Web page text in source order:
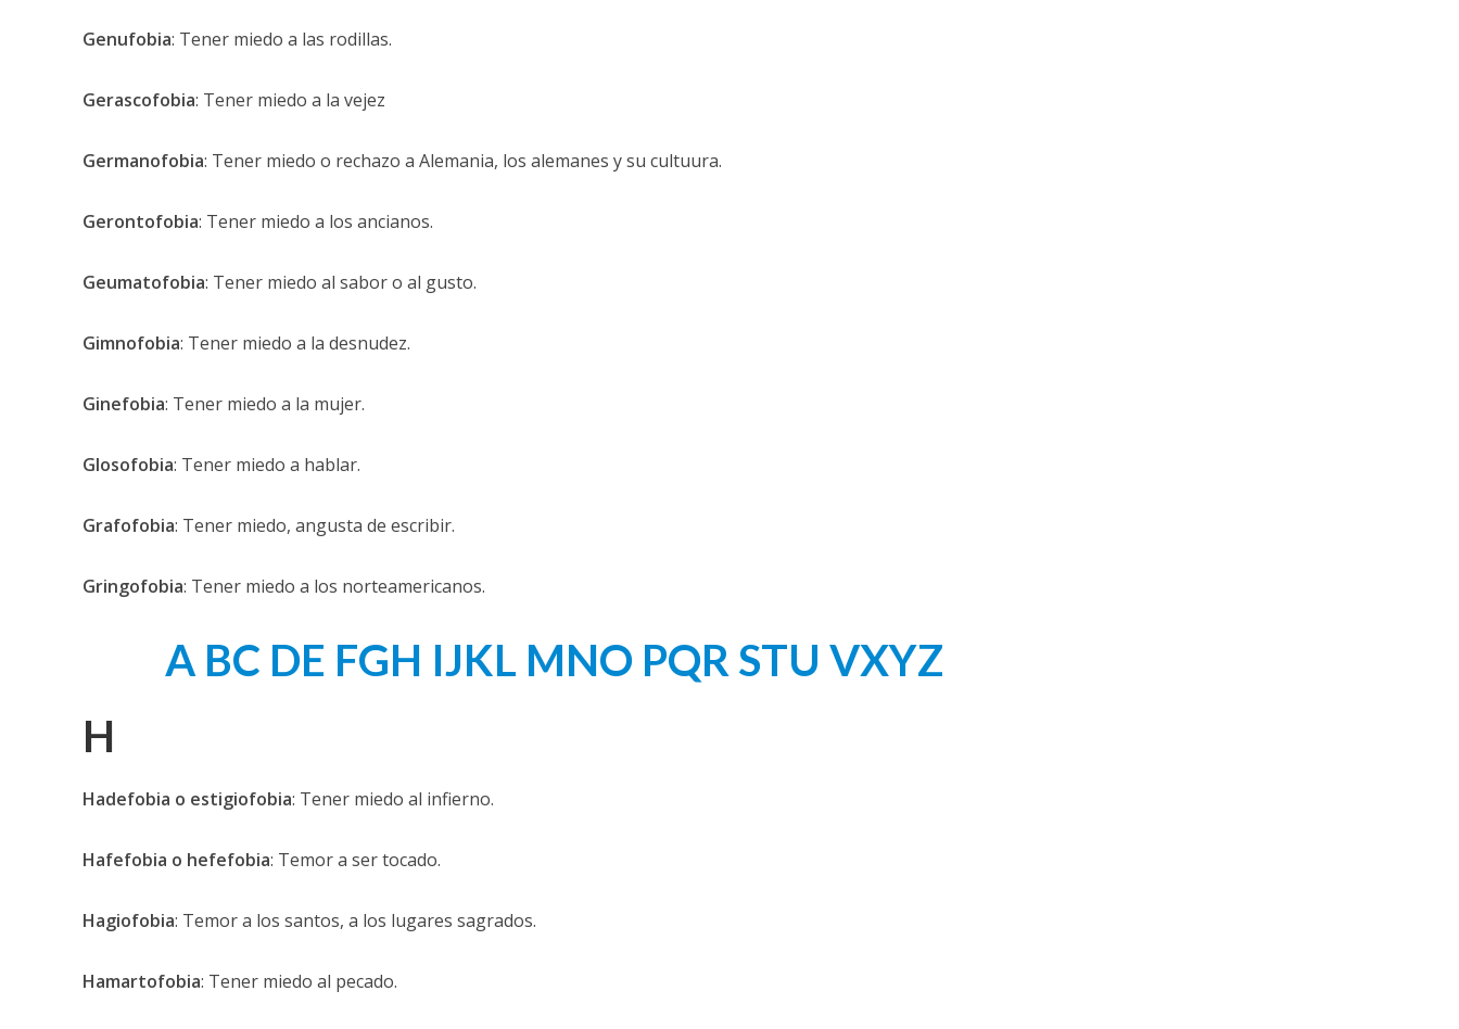
Genufobia: Tener miedo a las rodillas.
Gerascofobia: Tener miedo a la vejez
Germanofobia: Tener miedo o rechazo a Alemania, los alemanes y su cultuura.
Gerontofobia: Tener miedo a los ancianos.
Geumatofobia: Tener miedo al sabor o al gusto.
Gimnofobia: Tener miedo a la desnudez.
Ginefobia: Tener miedo a la mujer.
Glosofobia: Tener miedo a hablar.
Grafofobia: Tener miedo, angusta de escribir.
Gringofobia: Tener miedo a los norteamericanos.
A BC DE FGH IJKL MNO PQR STU VXYZ
H
Hadefobia o estigiofobia: Tener miedo al infierno.
Hafefobia o hefefobia: Temor a ser tocado.
Hagiofobia: Temor a los santos, a los lugares sagrados.
Hamartofobia: Tener miedo al pecado.